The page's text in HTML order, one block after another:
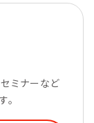
ミナーなど
。